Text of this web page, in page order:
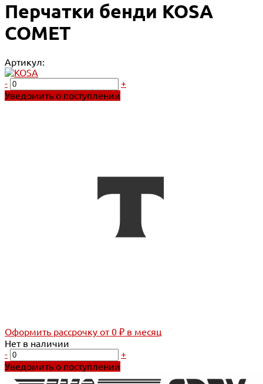
Перчатки бенди KOSA
COMET
Артикул:
-
+
Уведомить о поступлении
Оформить рассрочку от 0 ₽ в месяц
Нет в наличии
-
+
Уведомить о поступлении